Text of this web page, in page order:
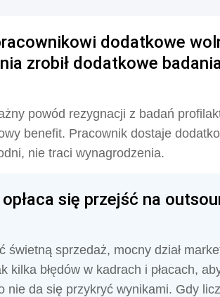
dodatkowe
zrobił dodatkowe
powód rezygnacji z badań
benefit. Pracownik dostaje
nie traci wynagrodzenia.
się przejść na
świetną sprzedaż, mocny dział
kilka błędów w kadrach i płacach,
nie da się przykryć wynikami. Gdy